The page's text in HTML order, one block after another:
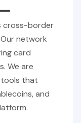
cross-border
network
card
We are
that
and